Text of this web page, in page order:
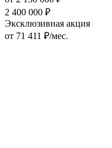
2 400 000 ₽
Эксклюзивная акция
от 71 411 ₽/мес.